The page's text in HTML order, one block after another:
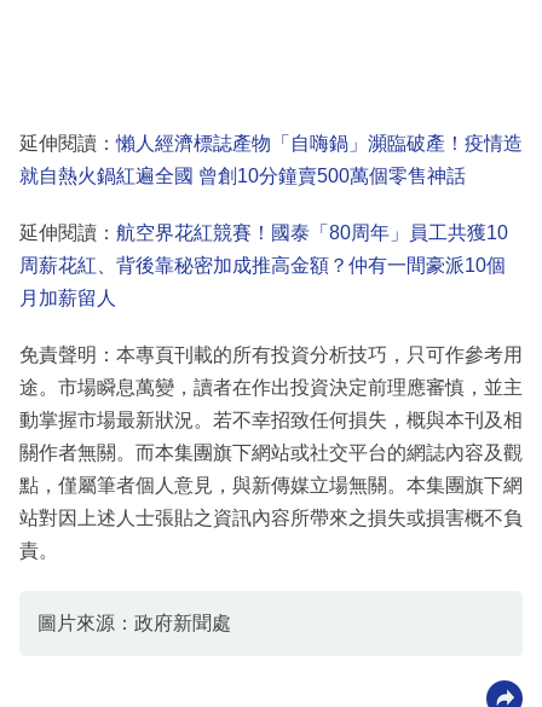
延伸閱讀：懶人經濟標誌產物「自嗨鍋」瀕臨破產！疫情造
就自熱火鍋紅遍全國 曾創10分鐘賣500萬個零售神話
延伸閱讀： 航空界花紅競賽！國泰「80周年」員工共獲10
周薪花紅、背後靠秘密加成推高金額？仲有一間豪派10個
月加薪留人
免責聲明：本專頁刊載的所有投資分析技巧，只可作參考用
途。市場瞬息萬變，讀者在作出投資決定前理應審慎，並主
動掌握市場最新狀況。若不幸招致任何損失，概與本刊及相
關作者無關。而本集團旗下網站或社交平台的網誌內容及觀
點，僅屬筆者個人意見，與新傳媒立場無關。本集團旗下網
站對因上述人士張貼之資訊內容所帶來之損失或損害概不負
責。
圖片來源：政府新聞處